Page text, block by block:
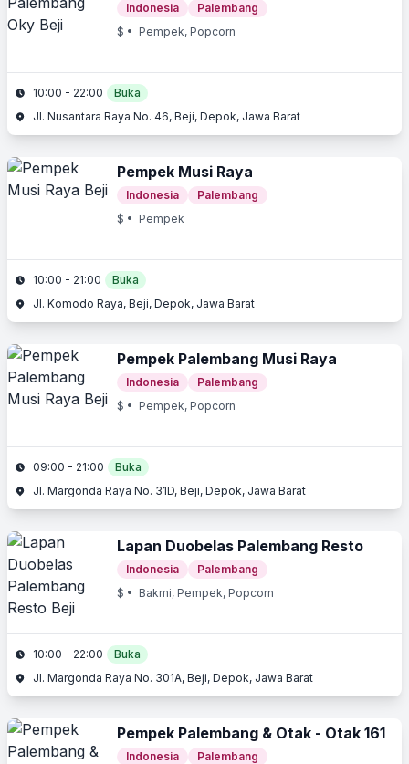
Indonesia
Palembang
$ • Pempek, Popcorn
10:00 - 22:00
Buka
Jl. Nusantara Raya No. 46, Beji, Depok, Jawa Barat
Pempek Musi Raya
Indonesia
Palembang
$ • Pempek
10:00 - 21:00
Buka
Jl. Komodo Raya, Beji, Depok, Jawa Barat
Pempek Palembang Musi Raya
Indonesia
Palembang
$ • Pempek, Popcorn
09:00 - 21:00
Buka
Jl. Margonda Raya No. 31D, Beji, Depok, Jawa Barat
Lapan Duobelas Palembang Resto
Indonesia
Palembang
$ • Bakmi, Pempek, Popcorn
10:00 - 22:00
Buka
Jl. Margonda Raya No. 301A, Beji, Depok, Jawa Barat
Pempek Palembang & Otak - Otak 161
Indonesia
Palembang